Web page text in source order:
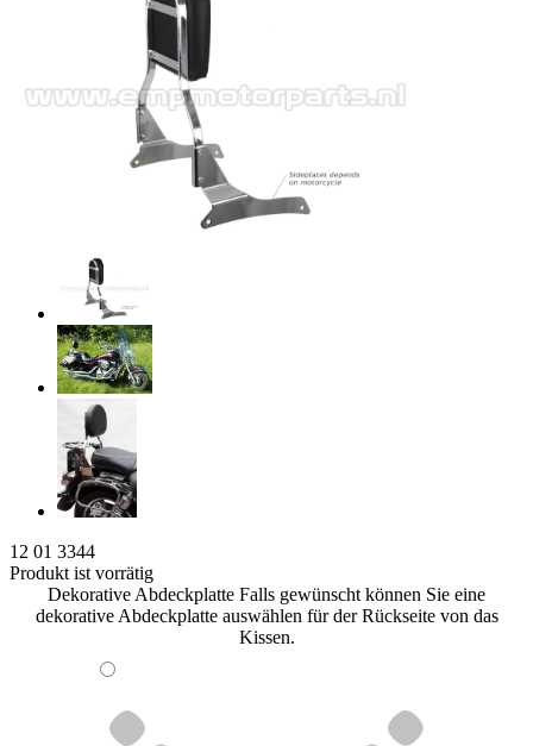
12 01 3344
Produkt ist vorrätig
Dekorative Abdeckplatte Falls gewünscht können Sie eine
dekorative Abdeckplatte auswählen für der Rückseite von das
Kissen.